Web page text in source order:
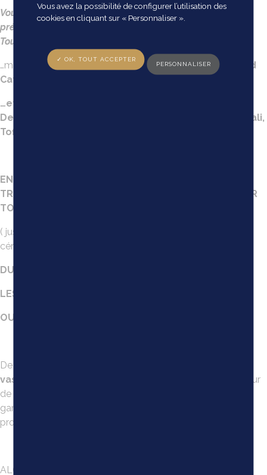
Vous y trouverez des oeuvres des deux sculpteurs
présentés en permanence : Etienne Magen et Sébastien
Touret…
…mais aussi de nombreuses oeuvres des peintres
Bernard
Cathelin et Pierre Boncompain…
…et quelques autres de Claude Garache, Olivier
Debré, Volti, Lagrue, Brasilier, Carzou, Guiramand, Dali,
Toffoli, De Chirico…
EN CETTE FIN D’ANNÉE, DES OFFRES
TRÈS PRÉFÉRENTIELLES VOUS SONT PROPOSÉES SUR
TOUTES LES OEUVRES D’ART ÉDITÉES
( jusqu’à 30% sur les lithos, eaux fortes, sérigraphies ou
céramiques en petit tirage)
DU 15 NOVEMBRE 2024 AU 15 JANVIER 2025
LES SAMEDIS DE 15H À 18H
OU TOUS LES JOURS SUR RDV
De même, ces réductions vous sont proposées sur
vases d’Anduze de la maison Boisset
en stock (Hauteur
de 25cm à 1m). Ces derniers peuvent vous être proposés
garnis d’agrumes de collection ! Pour les gros sujets une
proposition d’hivernage peut compléter l’offre.
ALORS RENDEZ NOUS VISITE OU TELEPHONEZ NOUS
Vous avez la possibilité de configurer l’utilisation des
cookies en cliquant sur « Personnaliser ».
✓ OK, TOUT ACCEPTER
PERSONNALISER